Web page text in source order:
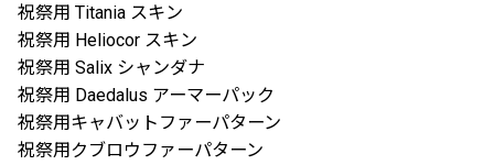
祝祭用 Titania スキン
祝祭用 Heliocor スキン
祝祭用 Salix シャンダナ
祝祭用 Daedalus アーマーパック
祝祭用キャバットファーパターン
祝祭用クブロウファーパターン